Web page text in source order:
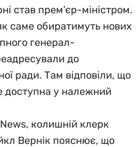
став прем’єр-міністром.
саме обиратимуть нових
генерал-
до
ради. Там відповіли, що
доступна у належний
колишній клерк
Вернік пояснює, що